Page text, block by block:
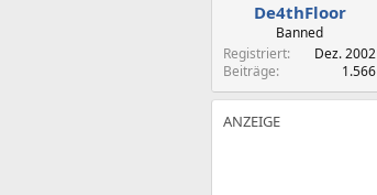
De4thFloor
Banned
Registriert
Dez. 2002
Beiträge
1.566